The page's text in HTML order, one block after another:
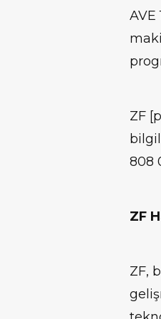
AVE
ZF
808
ZF
ZF,